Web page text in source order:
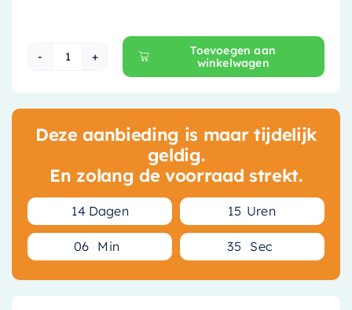
Hotbath Cobber X Inbouw Doucheset - 20 cm
Toevoegen aan
winkelwagen
Deze aanbieding is maar tijdelijk
geldig.
En zolang de voorraad strekt.
14 Dagen 15 Uren
06 Min 34 Sec